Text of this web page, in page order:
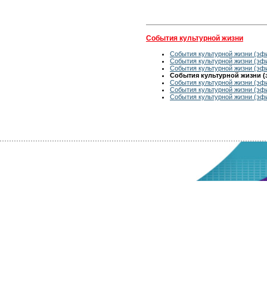
События культурной жизни
События культурной жизни
События культурной жизни
События культурной жизни
События культурной жизни
События культурной жизни
События культурной жизни
События культурной жизни